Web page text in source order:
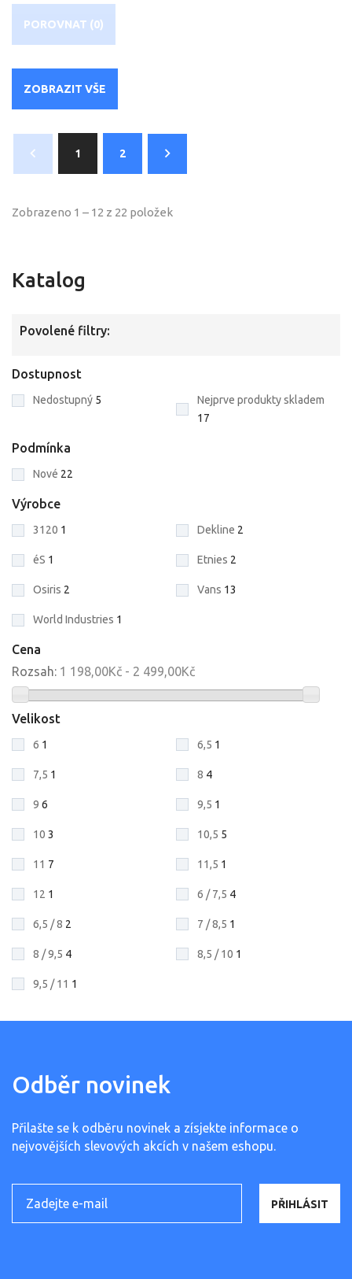
POROVNAT (0)
ZOBRAZIT VŠE
1 2
Zobrazeno 1 – 12 z 22 položek
Katalog
Povolené filtry:
Dostupnost
Nedostupný 5
Nejprve produkty skladem
17
Podmínka
Nové 22
Výrobce
3120 1 Dekline 2
éS 1 Etnies 2
Osiris 2 Vans 13
World Industries 1
Cena
Rozsah: 1 198,00Kč - 2 499,00Kč
Velikost
6 1 6,5 1
7,5 1 8 4
9 6 9,5 1
10 3 10,5 5
11 7 11,5 1
12 1 6 / 7,5 4
6,5 / 8 2 7 / 8,5 1
8 / 9,5 4 8,5 / 10 1
9,5 / 11 1
Odběr novinek
Přilašte se k odběru novinek a zísjekte informace o
nejvovějších slevových akcích v našem eshopu.
PŘIHLÁSIT